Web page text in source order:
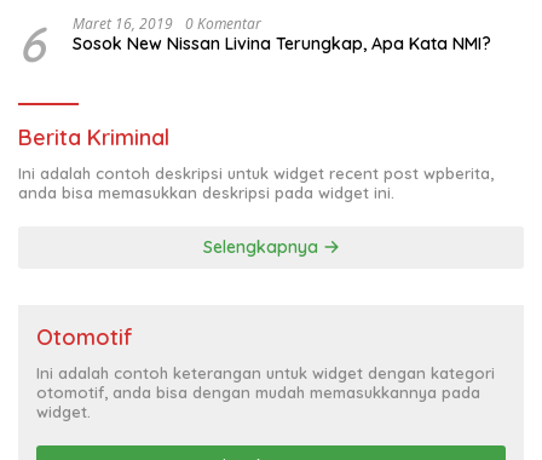
6 Maret 16, 2019 0 Komentar
Sosok New Nissan Livina Terungkap, Apa Kata NMI?
Berita Kriminal
Ini adalah contoh deskripsi untuk widget recent post wpberita,
anda bisa memasukkan deskripsi pada widget ini.
Selengkapnya
Otomotif
Ini adalah contoh keterangan untuk widget dengan kategori
otomotif, anda bisa dengan mudah memasukkannya pada
widget.